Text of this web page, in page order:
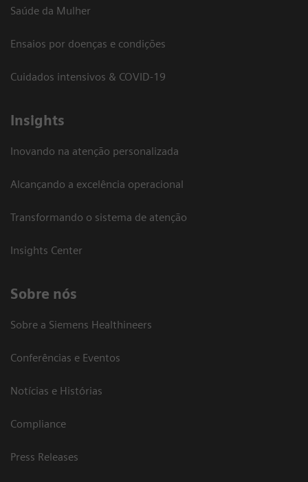
Saúde da Mulher
Ensaios por doenças e condições
Cuidados intensivos & COVID-19
Insights
Inovando na atenção personalizada
Alcançando a excelência operacional
Transformando o sistema de atenção
Insights Center
Sobre nós
Sobre a Siemens Healthineers
Conferências e Eventos
Notícias e Histórias
Compliance
Press Releases